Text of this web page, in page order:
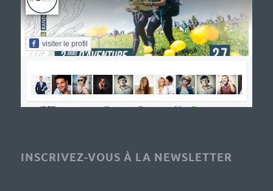
visiter le profil
INSCRIVEZ-VOUS À LA NEWSLETTER